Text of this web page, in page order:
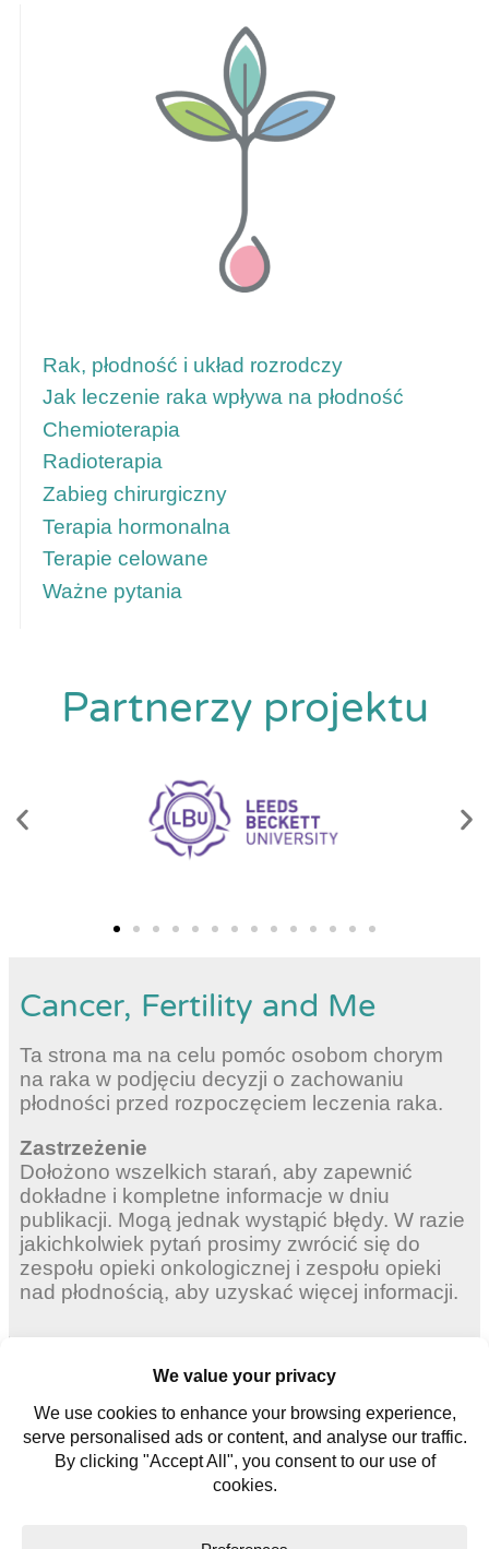
Rak, płodność i układ rozrodczy
Jak leczenie raka wpływa na płodność
Chemioterapia
Radioterapia
Zabieg chirurgiczny
Terapia hormonalna
Terapie celowane
Ważne pytania
Partnerzy projektu
Cancer, Fertility and Me
Ta strona ma na celu pomóc osobom chorym
na raka w podjęciu decyzji o zachowaniu
płodności przed rozpoczęciem leczenia raka.
Zastrzeżenie
Dołożono wszelkich starań, aby zapewnić
dokładne i kompletne informacje w dniu
publikacji. Mogą jednak wystąpić błędy. W razie
jakichkolwiek pytań prosimy zwrócić się do
zespołu opieki onkologicznej i zespołu opieki
nad płodnością, aby uzyskać więcej informacji.
Młodych mężczyzn
Skontaktuj się z nami